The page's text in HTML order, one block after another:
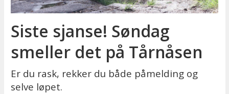
Siste sjanse! Søndag
smeller det på Tårnåsen
Er du rask, rekker du både påmelding og
selve løpet.